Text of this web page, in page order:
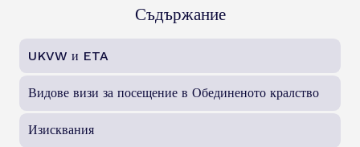
Съдържание
UKVW и ETA
Видове визи за посещение в Обединеното кралство
Изисквания